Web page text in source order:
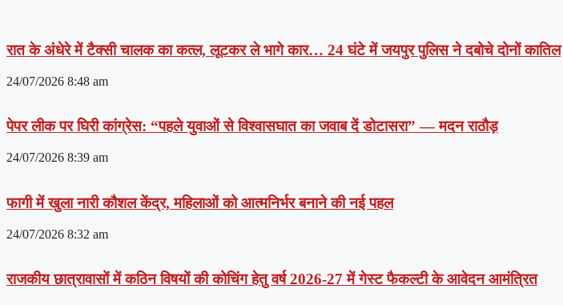
रात के अंधेरे में टैक्सी चालक का कत्ल, लूटकर ले भागे कार… 24 घंटे में जयपुर पुलिस ने दबोचे दोनों कातिल
24/07/2026 8:48 am
पेपर लीक पर घिरी कांग्रेस: “पहले युवाओं से विश्वासघात का जवाब दें डोटासरा” — मदन राठौड़
24/07/2026 8:39 am
फागी में खुला नारी कौशल केंद्र, महिलाओं को आत्मनिर्भर बनाने की नई पहल
24/07/2026 8:32 am
राजकीय छात्रावासों में कठिन विषयों की कोचिंग हेतु वर्ष 2026-27 में गेस्ट फैकल्टी के आवेदन आमंत्रित